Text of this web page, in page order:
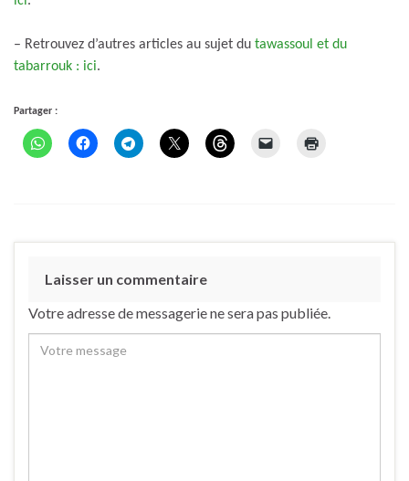
– Retrouvez d’autres articles au sujet du tawassoul et du
tabarrouk : ici.
Partager :
Laisser un commentaire
Votre adresse de messagerie ne sera pas publiée.